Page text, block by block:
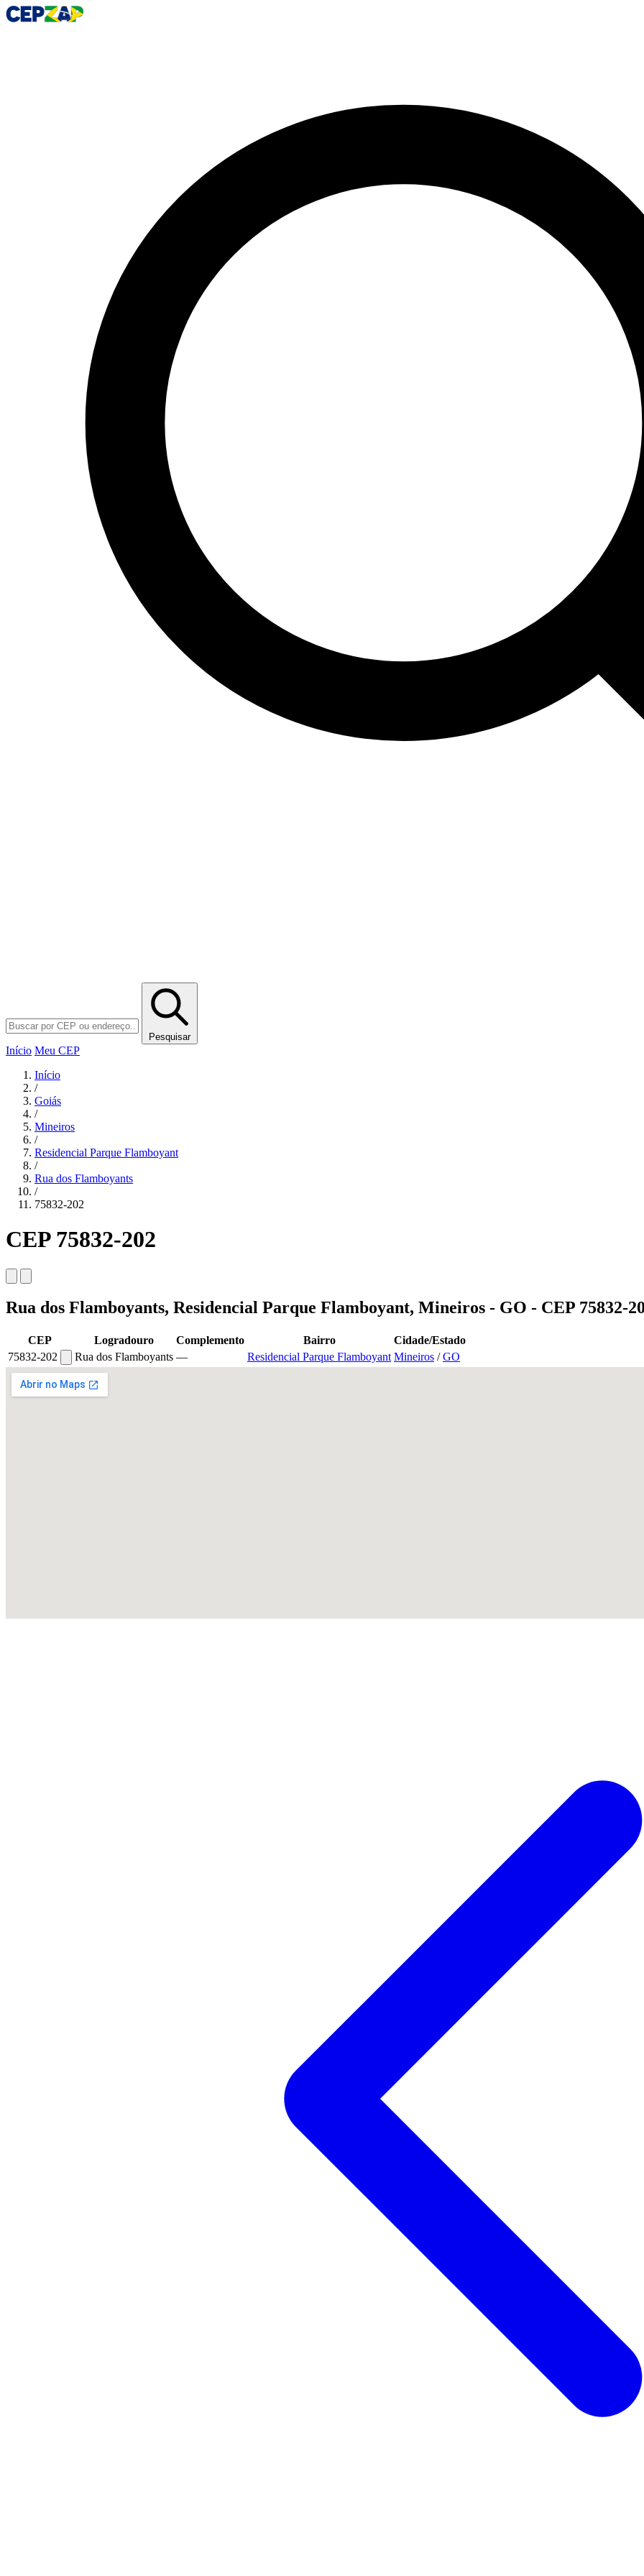
Pesquisar
Início Meu CEP
Início
/
Goiás
/
Mineiros
/
Residencial Parque Flamboyant
/
Rua dos Flamboyants
/
75832-202
CEP 75832-202
Rua dos Flamboyants, Residencial Parque Flamboyant, Mineiros - GO - CEP 75832-
CEP Logradouro Complemento Bairro
Cidade/Estado
75832-202
Rua dos Flamboyants — Residencial Parque Flamboyant Mineiros /GO